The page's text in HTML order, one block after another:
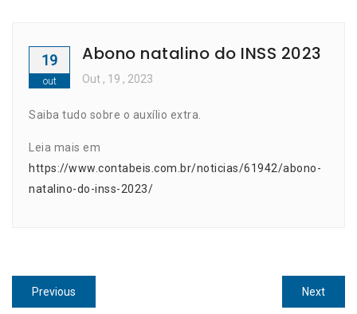
19
out
Abono natalino do INSS 2023
Out , 19 , 2023
Saiba tudo sobre o auxílio extra.
Leia mais em
https://www.contabeis.com.br/noticias/61942/abono-
natalino-do-inss-2023/
Navegação
Previous
post:
NextNext
post: